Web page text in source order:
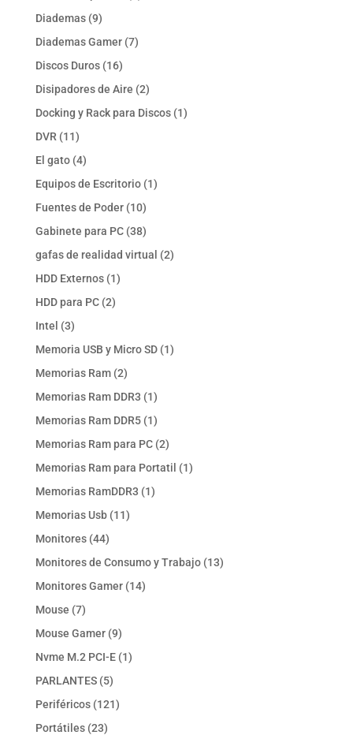
Diademas 99
productos
Diademas Gamer 77
Discos Duros 1616
productos
Disipadores de Aire 22
productos
Docking y Rack para Discos 11
DVR 1111
productos
El gato 44
productos
Equipos de Escritorio 11
Fuentes de Poder 1010
productos
Gabinete para PC 3838
productos
gafas de realidad virtual 22
HDD Externos 11
HDD para PC 22
Intel 33
productos
Memoria USB y Micro SD 11
Memorias Ram 22
productos
Memorias Ram DDR3 11
producto
Memorias Ram DDR5 11
producto
Memorias Ram para PC 22
productos
Memorias Ram para Portatil 11
Memorias RamDDR3 11
Memorias Usb 1111
Monitores 4444
productos
Monitores de Consumo y Trabajo 1313
Monitores Gamer 1414
Mouse 77
productos
Mouse Gamer 99
productos
Nvme M.2 PCI-E 11
PARLANTES 55
productos
Periféricos 121121
Portátiles 2323